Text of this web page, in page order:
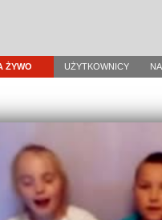
ŻYWO UŻYTKOWNICY